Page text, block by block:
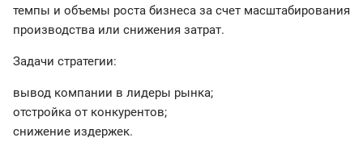
темпы и объемы роста бизнеса за счет масштабирования
производства или снижения затрат.
Задачи стратегии:
вывод компании в лидеры рынка;
отстройка от конкурентов;
снижение издержек.